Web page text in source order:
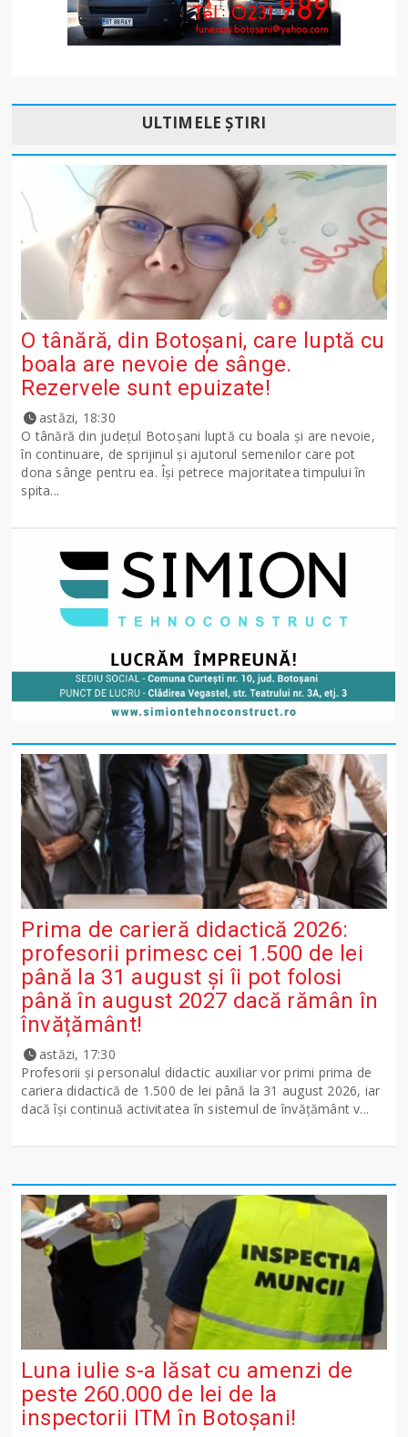
ULTIMELE ȘTIRI
O tânără, din Botoșani, care luptă cu
boala are nevoie de sânge.
Rezervele sunt epuizate!
astăzi, 18:30
O tânără din județul Botoșani luptă cu boala și are nevoie,
în continuare, de sprijinul și ajutorul semenilor care pot
dona sânge pentru ea. Își petrece majoritatea timpului în
spita...
Prima de carieră didactică 2026:
profesorii primesc cei 1.500 de lei
până la 31 august și îi pot folosi
până în august 2027 dacă rămân în
învățământ!
astăzi, 17:30
Profesorii și personalul didactic auxiliar vor primi prima de
cariera didactică de 1.500 de lei până la 31 august 2026, iar
dacă își continuă activitatea în sistemul de învățământ v...
Luna iulie s-a lăsat cu amenzi de
peste 260.000 de lei de la
inspectorii ITM în Botoșani!